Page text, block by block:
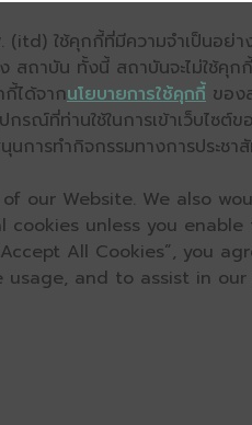
ใช้คุกกี้ที่มีความจำเป็นอย่
สถาบัน ทั้งนี้ สถาบันจะไม่ใช้คุ
ได้จากนโยบายการใช้คุกกี้ ของ
ที่ท่านใช้ในการเข้าเว็บไซต์ข
นการทำกิจกรรมทางการประช
our Website. We also
unless you enable
All Cookies”, you
and to assist in